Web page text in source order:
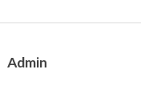
Admin